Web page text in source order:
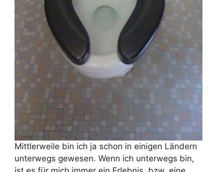
Mittlerweile bin ich ja schon in einigen Ländern
unterwegs gewesen. Wenn ich unterwegs bin,